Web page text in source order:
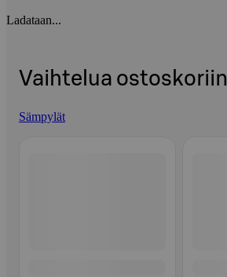
Ladataan...
Vaihtelua ostoskoriin
Sämpylät